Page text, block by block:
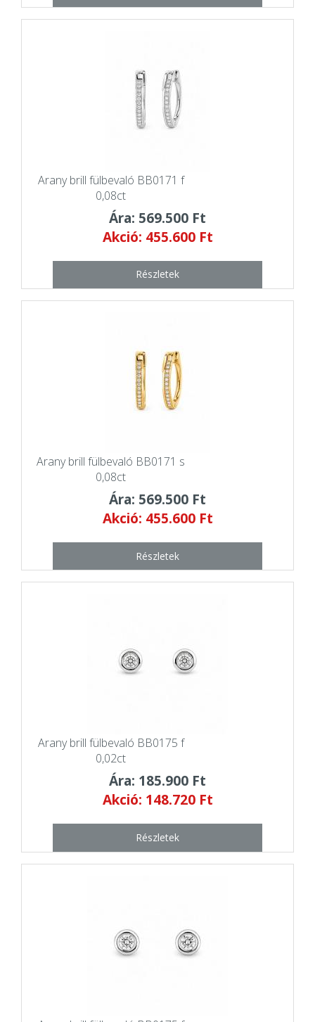
Arany brill fülbevaló BB0171 f
0,08ct
Ára: 569.500 Ft
Akció: 455.600 Ft
Részletek
Arany brill fülbevaló BB0171 s
0,08ct
Ára: 569.500 Ft
Akció: 455.600 Ft
Részletek
Arany brill fülbevaló BB0175 f
0,02ct
Ára: 185.900 Ft
Akció: 148.720 Ft
Részletek